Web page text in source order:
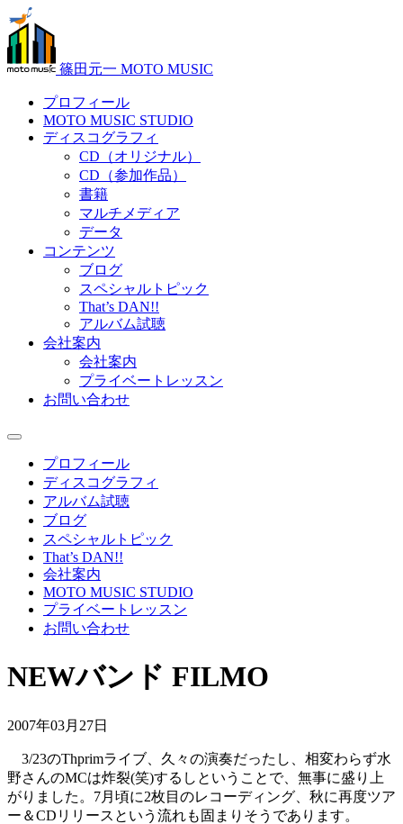
篠田元一 MOTO MUSIC
プロフィール
MOTO MUSIC STUDIO
ディスコグラフィ
CD（オリジナル）
CD（参加作品）
書籍
マルチメディア
データ
コンテンツ
ブログ
スペシャルトピック
That’s DAN!!
アルバム試聴
会社案内
会社案内
プライベートレッスン
お問い合わせ
プロフィール
ディスコグラフィ
アルバム試聴
ブログ
スペシャルトピック
That’s DAN!!
会社案内
MOTO MUSIC STUDIO
プライベートレッスン
お問い合わせ
NEWバンド FILMO
2007年03月27日
3/23のThprimライブ、久々の演奏だったし、相変わらず水
野さんのMCは炸裂(笑)するしということで、無事に盛り上
がりました。7月頃に2枚目のレコーディング、秋に再度ツア
ー＆CDリリースという流れも固まりそうであります。